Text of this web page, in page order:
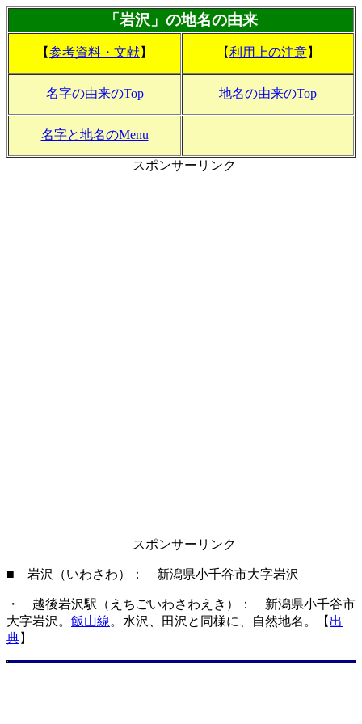
「岩沢」の地名の由来
【参考資料・文献】 【利用上の注意】
名字の由来のTop 地名の由来のTop
名字と地名のMenu
スポンサーリンク
スポンサーリンク
■ 岩沢（いわさわ）： 新潟県小千谷市大字岩沢
・ 越後岩沢駅（えちごいわさわえき）： 新潟県小千谷市
大字岩沢。 飯山線。水沢、田沢と同様に、自然地名。【 出
典】